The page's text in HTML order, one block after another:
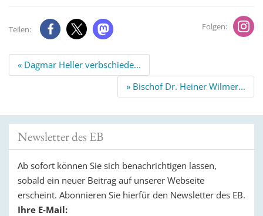
Teilen: Folgen:
Beitrags
Navigation
« Dagmar Heller verbschiede...
» Bischof Dr. Heiner Wilmer...
Newsletter des EB
Ab sofort können Sie sich benachrichtigen lassen,
sobald ein neuer Beitrag auf unserer Webseite
erscheint. Abonnieren Sie hierfür den Newsletter des EB.
Ihre E-Mail: